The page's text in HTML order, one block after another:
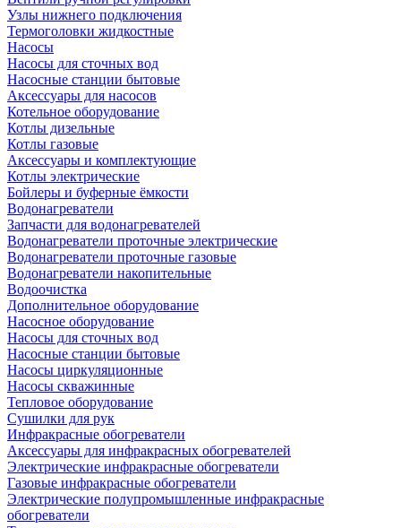
Узлы нижнего подключения
Термоголовки жидкостные
Насосы
Насосы для сточных вод
Насосные станции бытовые
Аксессуары для насосов
Котельное оборудование
Котлы дизельные
Котлы газовые
Аксессуары и комплектующие
Котлы электрические
Бойлеры и буферные ёмкости
Водонагреватели
Запчасти для водонагревателей
Водонагреватели проточные электрические
Водонагреватели проточные газовые
Водонагреватели накопительные
Водоочистка
Дополнительное оборудование
Насосное оборудование
Насосы для сточных вод
Насосные станции бытовые
Насосы циркуляционные
Насосы скважинные
Тепловое оборудование
Сушилки для рук
Инфракрасные обогреватели
Аксессуары для инфракрасных обогревателей
Электрические инфракрасные обогреватели
Газовые инфракрасные обогреватели
Электрические полупромышленные инфракрасные
обогреватели